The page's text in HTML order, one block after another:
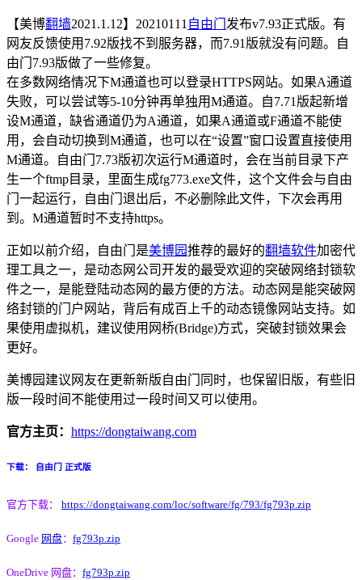
【美博翻墙2021.1.12】20210111 自由门 发布v7.93正式版。有
网友反馈使用7.92版找不到服务器，而7.91版就没有问题。自
由门7.93版做了一些修复。
在多数网络情况下M通道也可以登录HTTPS网站。如果A通道
失败，可以尝试等5-10分钟再单独用M通道。自7.71版起新增
设M通道，缺省通道仍为A通道，如果A通道或F通道不能使
用，会自动切换到M通道，也可以在“设置”窗口设置直接使用
M通道。自由门7.73版初次运行M通道时，会在当前目录下产
生一个ftmp目录，里面生成fg773.exe文件，这个文件会与自由
门一起运行，自由门退出后，不必删除此文件，下次会再用
到。M通道暂时不支持https。
正如以前介绍，自由门是美博园推荐的最好的翻墙软件加密代
理工具之一，是动态网公司开发的最受欢迎的突破网络封锁软
件之一，是能登陆动态网的最方便的方法。动态网是能突破网
络封锁的门户网站，背后有成百上千的动态镜像网站支持。如
果使用虚拟机，建议使用网桥(Bridge)方式，突破封锁效果会
更好。
美博园建议网友在更新新版自由门同时，也保留旧版，有些旧
版一段时间不能使用过一段时间又可以使用。
官方主页： https://dongtaiwang.com
下载： 自由门 正式版
官方下载： https://dongtaiwang.com/loc/software/fg/793/fg793p.zip
Google 网盘： fg793p.zip
OneDrive 网盘： fg793p.zip